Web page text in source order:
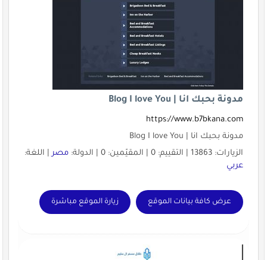
مدونة بحبك انا | Blog I love You
https://www.b7bkana.com
مدونة بحبك انا | Blog I love You
الزيارات: 13863 | التقييم: 0 | المقيّمين: 0 | الدولة:
مصر| اللغة:
عربي
عرض كافة بيانات الموقع زيارة الموقع مباشرة